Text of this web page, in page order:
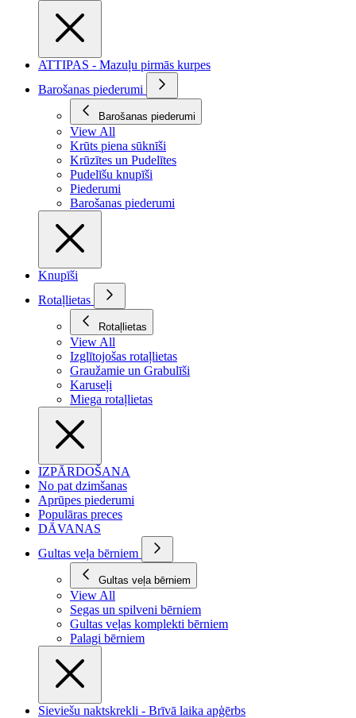
ATTIPAS - Mazuļu pirmās kurpes
Barošanas piederumi
Barošanas piederumi
View All
Krūts piena sūknīši
Krūzītes un Pudelītes
Pudelīšu knupīši
Piederumi
Barošanas piederumi
Knupīši
Rotaļlietas
Rotaļlietas
View All
Izglītojošas rotaļlietas
Graužamie un Grabulīši
Karuseļi
Miega rotaļlietas
IZPĀRDOŠANA
No pat dzimšanas
Aprūpes piederumi
Populāras preces
DĀVANAS
Gultas veļa bērniem
Gultas veļa bērniem
View All
Segas un spilveni bērniem
Gultas veļas komplekti bērniem
Palagi bērniem
Sieviešu naktskrekli - Brīvā laika apģērbs